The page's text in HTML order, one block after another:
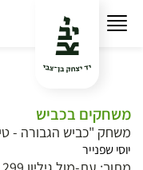
משחקים בכביש
משחק "כביש הגבורה -
יוסי שפנייר